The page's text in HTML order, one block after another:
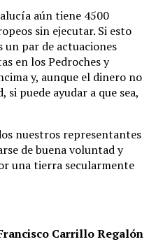
aún tiene 4500
sin ejecutar. Si esto
un par de actuaciones
en los Pedroches y
y, aunque el dinero no
puede ayudar a que sea,
nuestros representantes
de buena voluntad y
una tierra secularmente
Carrillo Regalón